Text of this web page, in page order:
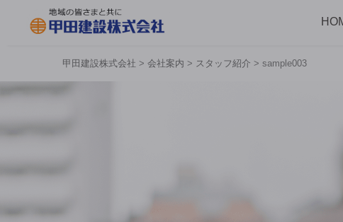
甲田建設株式会社 > 会社案内 > スタッフ紹介 > sample003